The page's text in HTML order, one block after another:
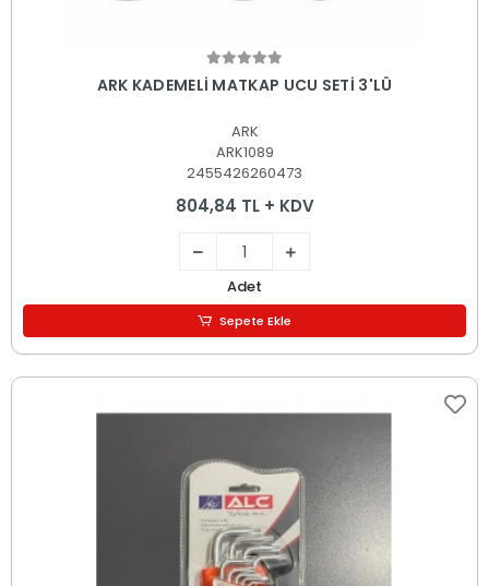
Sepete Ekle
ARK KADEMELİ MATKAP UCU SETİ 3'LÜ
ARK
ARK1089
2455426260473
804,84 TL + KDV
Adet
Sepete Ekle